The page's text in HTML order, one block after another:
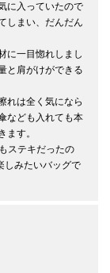
に入っていたので
しまい、だんだん
に一目惚れしまし
と肩がけができる
れは全く気になら
なども入れても本
ます。
ステキだったの
しみたいバッグで